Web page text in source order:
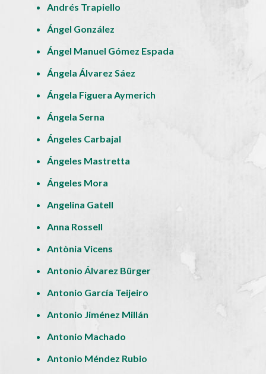
Andrés Trapiello
Ángel González
Ángel Manuel Gómez Espada
Ángela Álvarez Sáez
Ángela Figuera Aymerich
Ángela Serna
Ángeles Carbajal
Ángeles Mastretta
Ángeles Mora
Angelina Gatell
Anna Rossell
Antònia Vicens
Antonio Álvarez Bürger
Antonio García Teijeiro
Antonio Jiménez Millán
Antonio Machado
Antonio Méndez Rubio